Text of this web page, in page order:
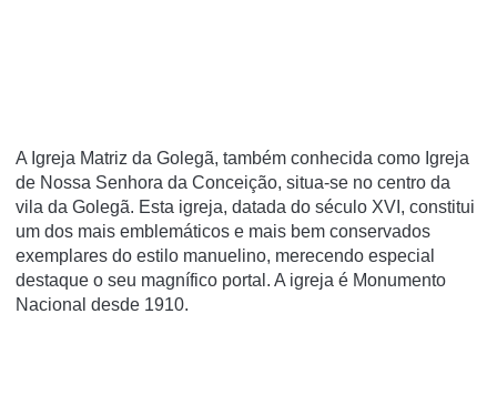
A Igreja Matriz da Golegã, também conhecida como Igreja
de Nossa Senhora da Conceição, situa-se no centro da
vila da Golegã. Esta igreja, datada do século XVI, constitui
um dos mais emblemáticos e mais bem conservados
exemplares do estilo manuelino, merecendo especial
destaque o seu magní­fico portal. A igreja é Monumento
Nacional desde 1910.